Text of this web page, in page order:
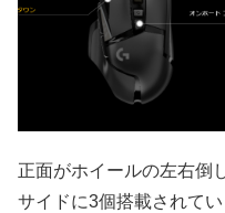
正面がホイールの左右倒
サイドに3個搭載されてい